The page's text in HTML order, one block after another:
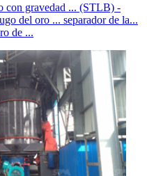
con gravedad ... (STLB) -
del oro ... separador de la...
de ...